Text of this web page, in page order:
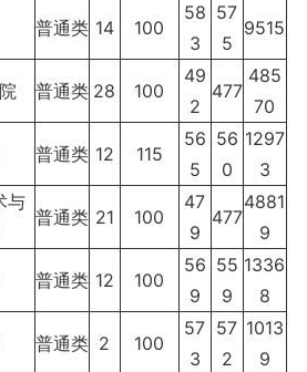
普通类 14 100
58
3
57
5
9515
普通类 28 100
49
2
477
485
70
普通类 12 115
56
5
56
0
1297
3
与
普通类 21 100
47
9
477
4881
9
普通类 12 100
56
9
55
9
1336
8
普通类 2 100
57
3
57
2
1013
9